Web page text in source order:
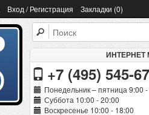
Вход / Регистрация Закладки (0)
ИНТЕРНЕТ
+7 (495) 545-
Понедельник – пятница 9:00
Суббота 10:00 - 20:00
Воскресенье 10:00 - 18:00